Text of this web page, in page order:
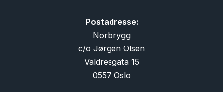
Postadresse:
Norbrygg
c/o Jørgen Olsen
Valdresgata 15
0557 Oslo